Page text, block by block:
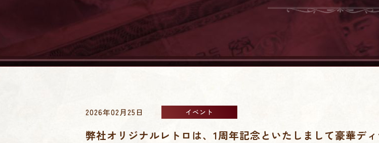
2026年02月25日 イベント
弊社オリジナルレトロは、1周年記念といたしまして豪華デ